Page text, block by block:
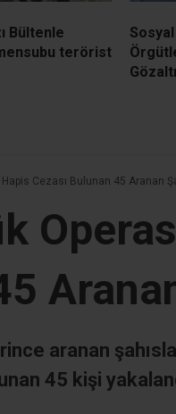
Bültenle
terörist
Gözaltı
Cezası Bulunan 45 Aranan
aranan
45 kişi